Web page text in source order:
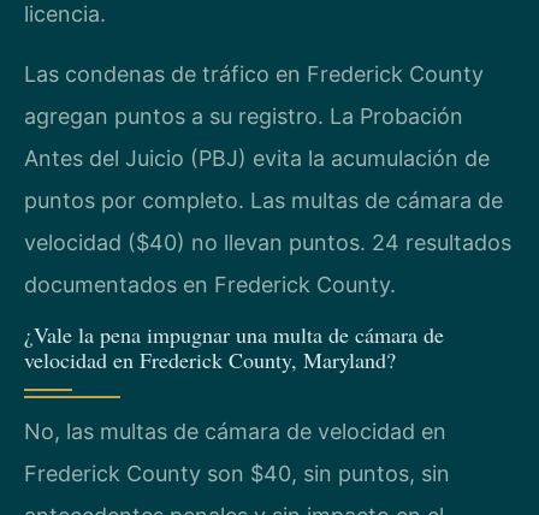
licencia.
Las condenas de tráfico en Frederick County
agregan puntos a su registro. La Probación
Antes del Juicio (PBJ) evita la acumulación de
puntos por completo. Las multas de cámara de
velocidad ($40) no llevan puntos. 24 resultados
documentados en Frederick County.
¿Vale la pena impugnar una multa de cámara de
velocidad en Frederick County, Maryland?
No, las multas de cámara de velocidad en
Frederick County son $40, sin puntos, sin